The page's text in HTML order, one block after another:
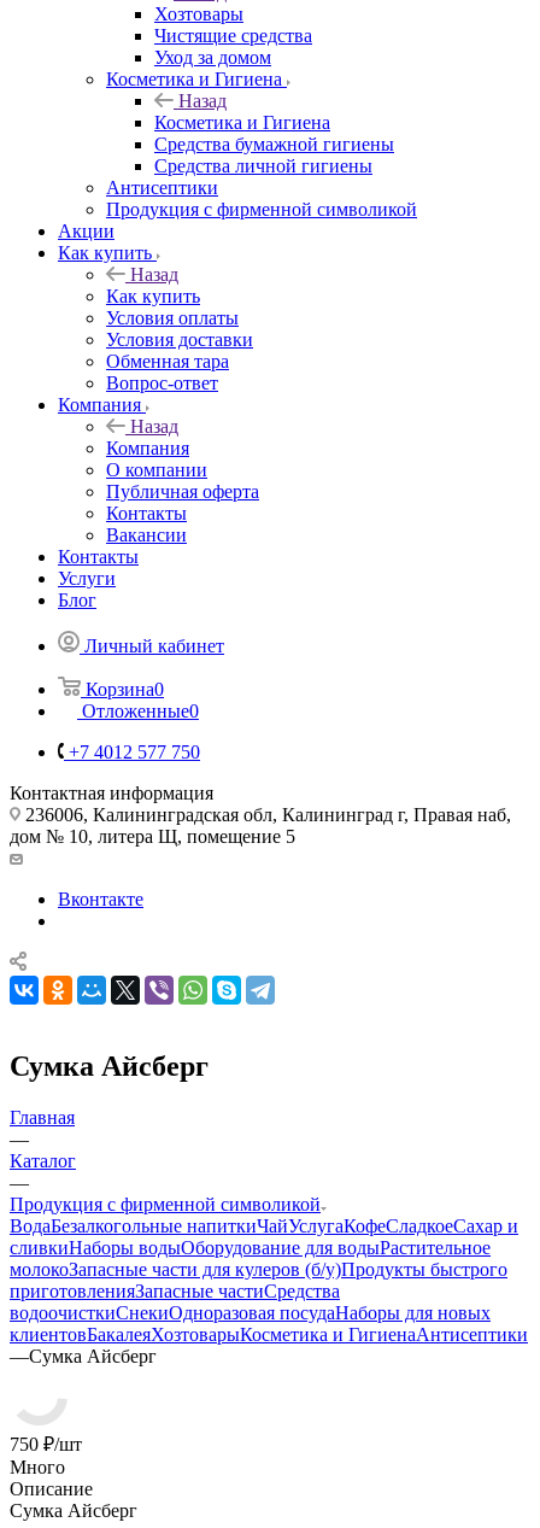
Хозтовары
Чистящие средства
Уход за домом
Косметика и Гигиена
Назад
Косметика и Гигиена
Средства бумажной гигиены
Средства личной гигиены
Антисептики
Продукция с фирменной символикой
Акции
Как купить
Назад
Как купить
Условия оплаты
Условия доставки
Обменная тара
Вопрос-ответ
Компания
Назад
Компания
О компании
Публичная оферта
Контакты
Вакансии
Контакты
Услуги
Блог
Личный кабинет
Корзина0
Отложенные0
+7 4012 577 750
Контактная информация
236006, Калининградская обл, Калининград г, Правая наб,
дом № 10, литера Щ, помещение 5
Вконтакте
Сумка Айсберг
Главная
—
Каталог
—
Продукция с фирменной символикой
ВодаБезалкогольные напиткиЧайУслугаКофеСладкоеСахар и
сливкиНаборы водыОборудование для водыРастительное
молокоЗапасные части для кулеров (б/у)Продукты быстрого
приготовленияЗапасные частиСредства
водоочисткиСнекиОдноразовая посудаНаборы для новых
клиентовБакалеяХозтоварыКосметика и ГигиенаАнтисептики
—Сумка Айсберг
750 ₽/шт
Много
Описание
Сумка Айсберг